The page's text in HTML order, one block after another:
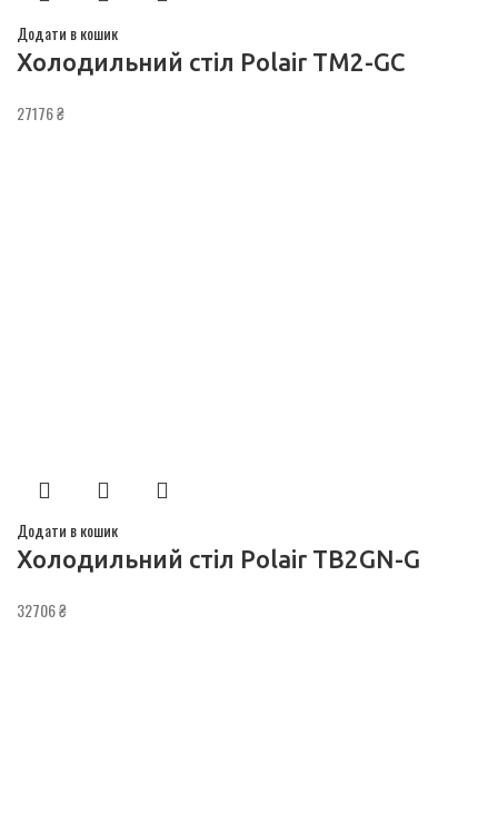
Додати в кошик
Холодильний стіл Polair TM2-GC
27176₴
Додати в кошик
Холодильний стіл Polair TB2GN-G
32706₴